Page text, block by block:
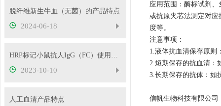
脱纤维新生牛血（无菌）的产品特点
2024-06-18
HRP标记小鼠抗人IgG（FC）使用建议
2023-10-10
人工血清产品特点
应用范围：酶标试剂
或抗原夹芯法测定对
度等。
注意事项：
1.液体抗血清保存原则
2.短期保存的抗血清：
3.长期保存的抗体：如
信帆生物科技有限公司